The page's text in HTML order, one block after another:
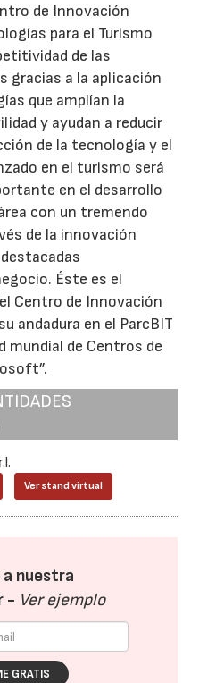
de Innovación
para el Turismo
de las
gracias a la aplicación
que amplían la
y ayudan a reducir
de la tecnología y el
en el turismo será
en el desarrollo
con un tremendo
de la innovación
Éste es el
Centro de Innovación
andadura en el ParcBIT
mundial de Centros de
Ver stand virtual
a nuestra
- Ver ejemplo
GRATIS